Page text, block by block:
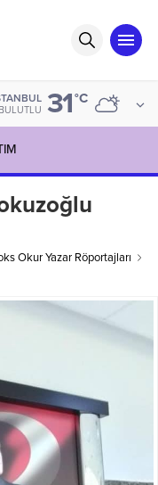
31°C
BAYAN MİNG’İN HİÇ
Okur Yazar Röportajları